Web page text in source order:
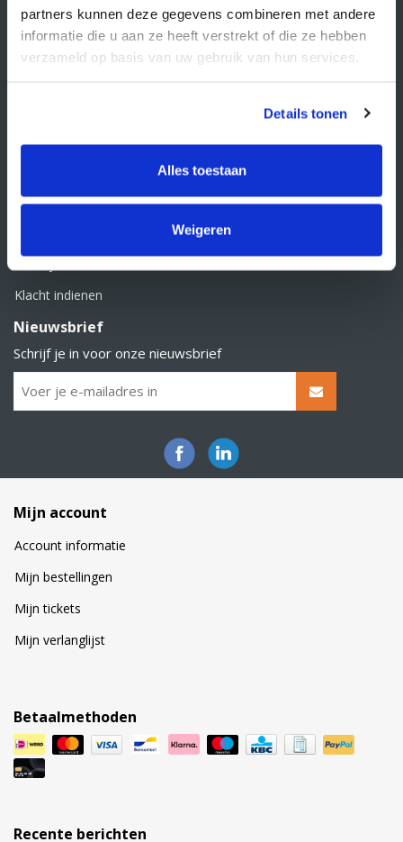
partners kunnen deze gegevens combineren met andere
informatie die u aan ze heeft verstrekt of die ze hebben
verzameld op basis van uw gebruik van hun services.
Details tonen
Alles toestaan
Weigeren
KvK nummer: 66384737
Retourbeleid
Klacht indienen
Nieuwsbrief
Schrijf je in voor onze nieuwsbrief
Mijn account
Account informatie
Mijn bestellingen
Mijn tickets
Mijn verlanglijst
Betaalmethoden
Recente berichten